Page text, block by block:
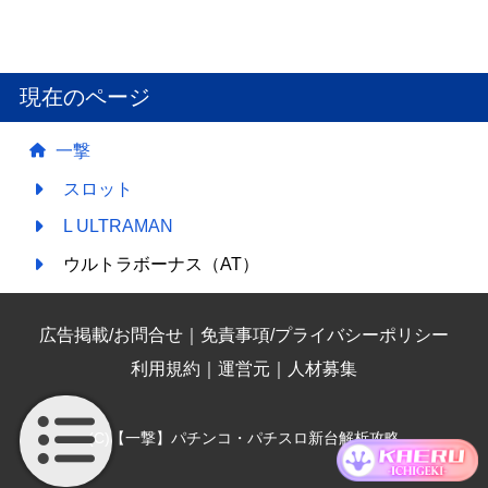
現在のページ
一撃
スロット
L ULTRAMAN
ウルトラボーナス（AT）
広告掲載/お問合せ ｜ 免責事項/プライバシーポリシー
利用規約 ｜ 運営元 ｜ 人材募集
(C)【一撃】パチンコ・パチスロ新台解析攻略